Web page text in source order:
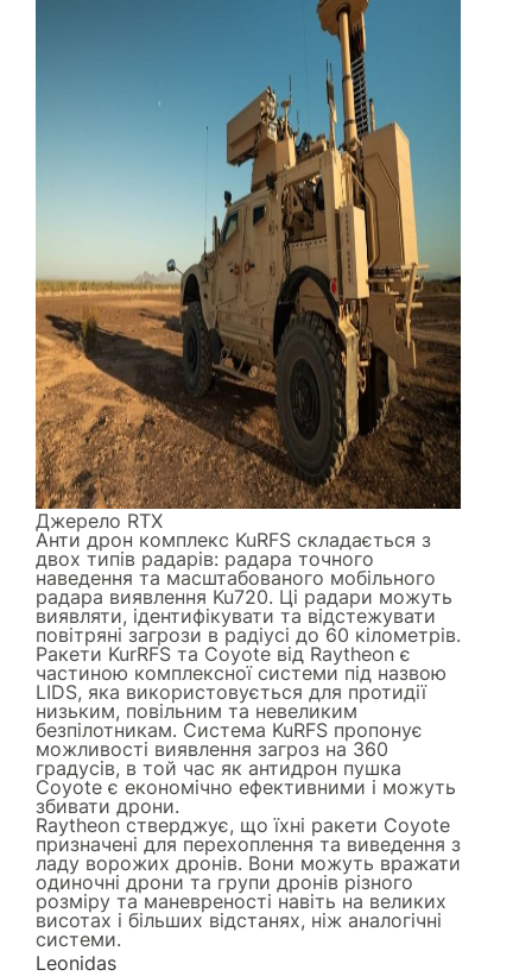
Джерело RTX
Анти дрон комплекс KuRFS складається з
двох типів радарів: радара точного
наведення та масштабованого мобільного
радара виявлення Ku720. Ці радари можуть
виявляти, ідентифікувати та відстежувати
повітряні загрози в радіусі до 60 кілометрів.
Ракети KurRFS та Coyote від Raytheon є
частиною комплексної системи під назвою
LIDS, яка використовується для протидії
низьким, повільним та невеликим
безпілотникам. Система KuRFS пропонує
можливості виявлення загроз на 360
градусів, в той час як антидрон пушка
Coyote є економічно ефективними і можуть
збивати дрони.
Raytheon стверджує, що їхні ракети Coyote
призначені для перехоплення та виведення з
ладу ворожих дронів. Вони можуть вражати
одиночні дрони та групи дронів різного
розміру та маневреності навіть на великих
висотах і більших відстанях, ніж аналогічні
системи.
Leonidas